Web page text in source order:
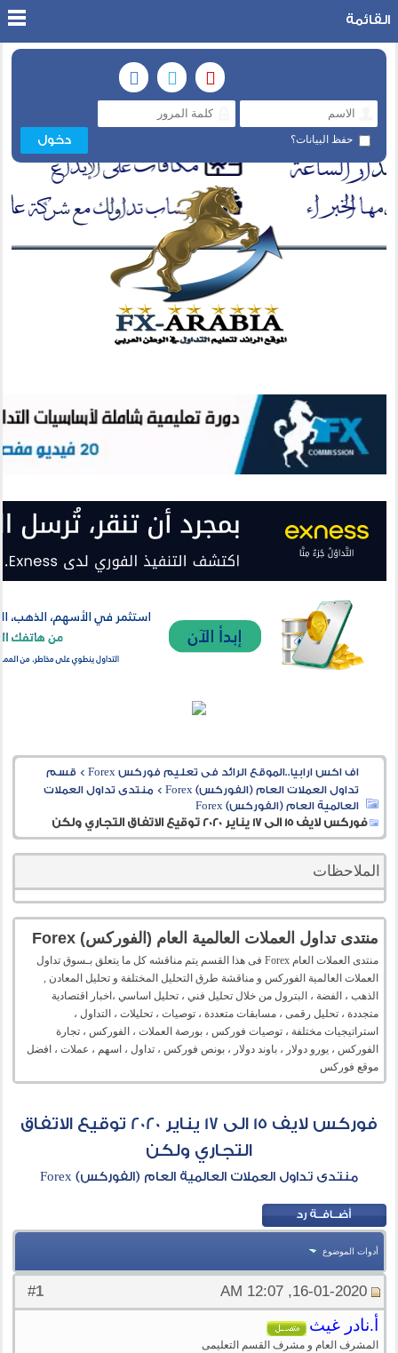
حفظ البيانات؟
القائمة
اف اكس ارابيا..الموقع الرائد فى تعليم فوركس Forex > قسم
تداول العملات العام (الفوركس) Forex
> منتدى تداول العملات
العالمية العام (الفوركس) Forex
فوركس لايف 15 الى 17 يناير 2020 توقيع الاتفاق التجاري ولكن
الملاحظات
منتدى تداول العملات العالمية العام (الفوركس) Forex
منتدى العملات العام Forex فى هذا القسم يتم مناقشه كل ما يتعلق بـسوق تداول
العملات العالمية الفوركس و مناقشة طرق التحليل المختلفة و تحليل المعادن ,
الذهب ، الفضة ، البترول من خلال تحليل فني ، تحليل اساسي ،اخبار اقتصادية
متجددة ، تحليل رقمى ، مسابقات متعددة ، توصيات ، تحليلات ، التداول ،
استراتيجيات مختلفة ، توصيات فوركس ، بورصة العملات ، الفوركس ، تجارة
الفوركس ، يورو دولار ، باوند دولار ، بونص فوركس ، تداول ، اسهم ، عملات ، افضل
موقع فوركس
فوركس لايف 15 الى 17 يناير 2020 توقيع الاتفاق
التجاري ولكن
منتدى تداول العملات العالمية العام (الفوركس) Forex
أدوات الموضوع
#
1 16-01-2020, 12:07 AM
أ.نادر غيث
المشرف العام و مشرف القسم التعليمى